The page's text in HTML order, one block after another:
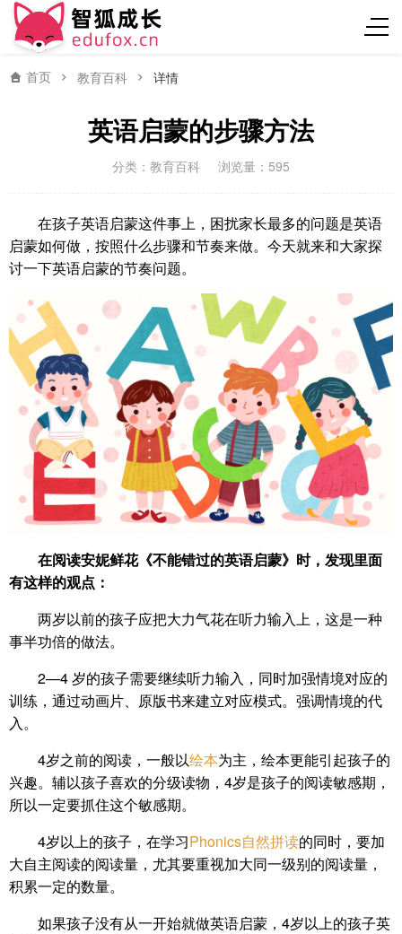
首页 教育百科 详情
英语启蒙的步骤方法
分类： 教育百科 浏览量：595
在孩子英语启蒙这件事上，困扰家长最多的问题是英语
启蒙如何做，按照什么步骤和节奏来做。今天就来和大家探
讨一下英语启蒙的节奏问题。
在阅读安妮鲜花《不能错过的英语启蒙》时，发现里面
有这样的观点：
两岁以前的孩子应把大力气花在听力输入上，这是一种
事半功倍的做法。
2—4 岁的孩子需要继续听力输入，同时加强情境对应的
训练，通过动画片、原版书来建立对应模式。强调情境的代
入。
4岁之前的阅读，一般以绘本为主，绘本更能引起孩子的
兴趣。辅以孩子喜欢的分级读物，4岁是孩子的阅读敏感期，
所以一定要抓住这个敏感期。
4岁以上的孩子，在学习Phonics自然拼读的同时，要加
大自主阅读的阅读量，尤其要重视加大同一级别的阅读量，
积累一定的数量。
如果孩子没有从一开始就做英语启蒙，4岁以上的孩子英